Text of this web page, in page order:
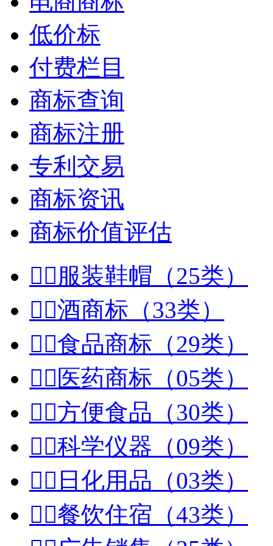
低价标
付费栏目
商标查询
商标注册
专利交易
商标资讯
商标价值评估
服装鞋帽（25类）
酒商标（33类）
食品商标（29类）
医药商标（05类）
方便食品（30类）
科学仪器（09类）
 日化用品（03类）
餐饮住宿（43类）